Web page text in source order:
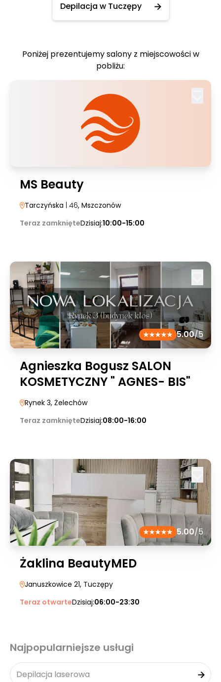
Depilacja w Tuczępy
Poniżej prezentujemy salony z miejscowości w
pobliżu:
MS Beauty
Tarczyńska | 46, Mszczonów
Teraz zamknięteDzisiaj:10:00-15:00
5.00/5
Agnieszka Bogusz SALON
KOSMETYCZNY " AGNES- BIS"
Rynek 3, Żelechów
Teraz zamknięteDzisiaj:08:00-16:00
5.00/5
Żaklina BeautyMED
Januszkowice 21, Tuczępy
Teraz otwarteDzisiaj:06:00-23:30
Najpopularniejsze usługi
Depilacja laserowa